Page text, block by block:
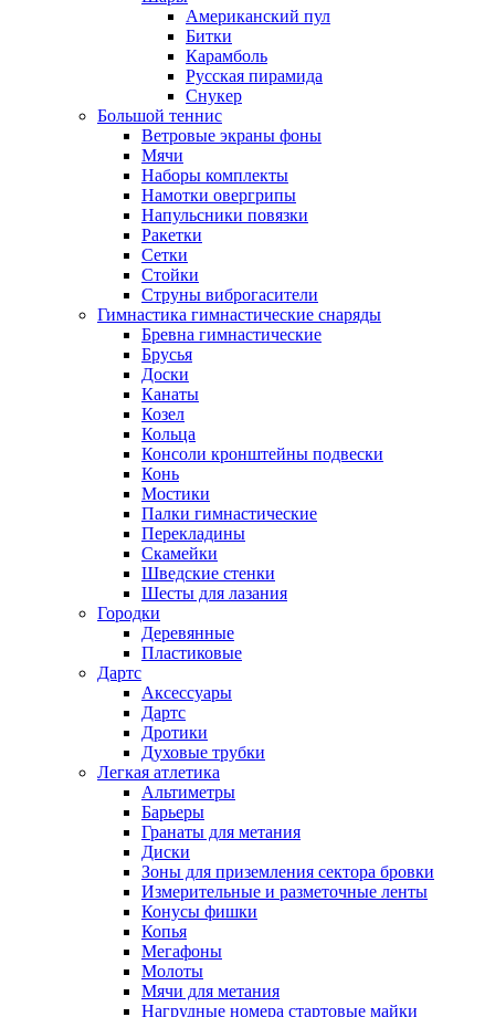
Американский пул
Битки
Карамболь
Русская пирамида
Снукер
Большой теннис
Ветровые экраны фоны
Мячи
Наборы комплекты
Намотки овергрипы
Напульсники повязки
Ракетки
Сетки
Стойки
Струны виброгасители
Гимнастика гимнастические снаряды
Бревна гимнастические
Брусья
Доски
Канаты
Козел
Кольца
Консоли кронштейны подвески
Конь
Мостики
Палки гимнастические
Перекладины
Скамейки
Шведские стенки
Шесты для лазания
Городки
Деревянные
Пластиковые
Дартс
Аксессуары
Дартс
Дротики
Духовые трубки
Легкая атлетика
Альтиметры
Барьеры
Гранаты для метания
Диски
Зоны для приземления сектора бровки
Измерительные и разметочные ленты
Конусы фишки
Копья
Мегафоны
Молоты
Мячи для метания
Нагрудные номера стартовые майки